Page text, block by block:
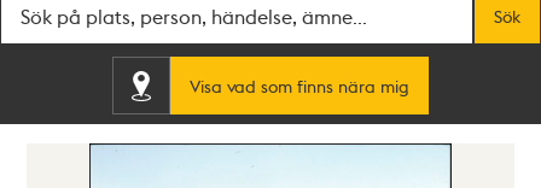
Sök
Visa vad som finns nära mig